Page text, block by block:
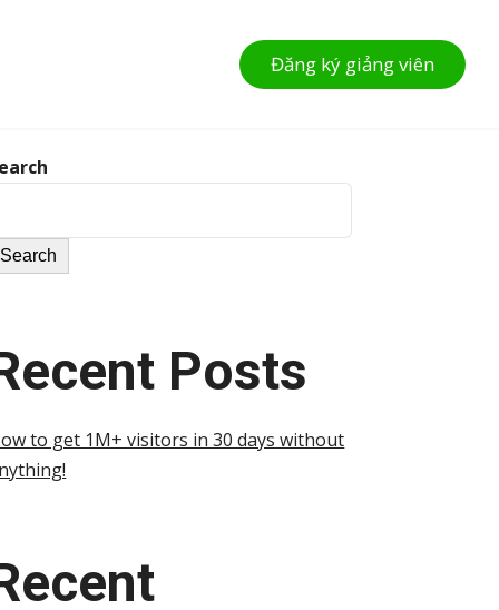
Đăng ký giảng viên
Search
Posts
to get 1M+ visitors in 30 days without